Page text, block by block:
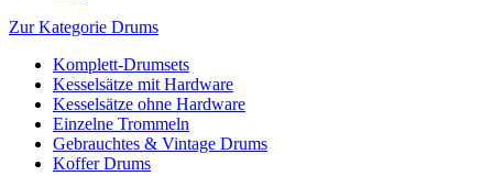
Zur Kategorie Drums
Komplett-Drumsets
Kesselsätze mit Hardware
Kesselsätze ohne Hardware
Einzelne Trommeln
Gebrauchtes & Vintage Drums
Koffer Drums